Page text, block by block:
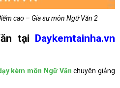
cao – Gia sư môn Ngữ Văn 2
tại Daykemtainha.vn
kèm môn Ngữ Văn chuyên giảng